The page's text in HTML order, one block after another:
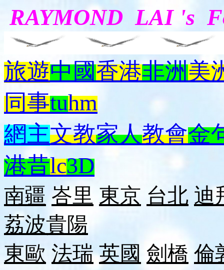
RAYMOND LAI 's
旅遊中國香港非洲美
同事tuhm
網主文教家人教會金
港昔lc3D
南疆 峇里 東京 台北 迪
荔波貴陽
東歐 法瑞 英國 劍橋 倫